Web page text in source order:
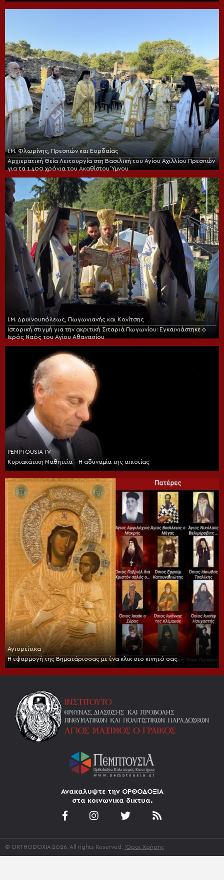
Ι.Μ. Φλωρίνης, Πρεσπών και Εορδαίας
Αρχιερατική Θεία Λειτουργία στη Βασιλική του Αγίου Αχιλλίου Πρεσπών
για τα 1.400 χρόνια του Ακαθίστου Ύμνου
Ι.Μ. Δρυϊνουπόλεως, Πωγωνιανής και Κονίτσης
Ιστορική στιγμή για την ακριτική Σιταριά Πωγωνίου: Εγκαινιάστηκε ο
Ιερός Ναός του Αγίου Αθανασίου
PEMPTOUSIA TV
Κυριακάτικη Μαθητεία – Η αδυναμία της απιστίας
Αγιορείτικα
Η εφαρμογή της Βηματάρισσας με ένα κλικ στο κινητό σας
Ανακαλυψτε την ΟΡΘΟΔΟΞΙΑ
στα κοινωνικα δικτυα.
© ORTHODOXIA 2026. All rights Reserved. 'Οροι Χρήσης